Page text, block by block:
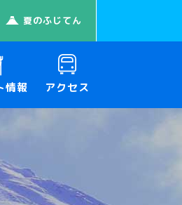
夏のふじてん
情報 アクセス